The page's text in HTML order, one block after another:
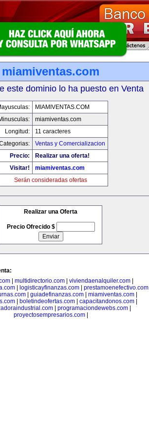
miamiventas.com
este dominio lo ha puesto en Venta
MIAMIVENTAS.COM
miamiventas.com
Longitud:
11 caracteres
Ventas y Comercializacion
Precio:
Realizar una oferta!
Visitar!
miamiventas.com
Serán consideradas ofertas
Realizar una Oferta
Precio Ofrecido $
multidirectorio.com viviendaenalquiler.com
logisticayfinanzas.com prestamoenefectivo.com
guiadefinanzas.com miamiventas.com
boletindeofertas.com capacitandonos.com
programaciondewebs.com
proyectosempresarios.com|